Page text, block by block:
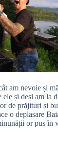
am nevoie și
ele și deși am la
de prăjituri și
o deplasare
or pus în